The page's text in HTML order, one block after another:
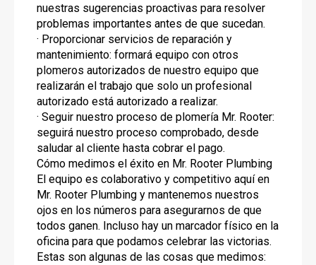
nuestras sugerencias proactivas para resolver
problemas importantes antes de que sucedan.
· Proporcionar servicios de reparación y
mantenimiento: formará equipo con otros
plomeros autorizados de nuestro equipo que
realizarán el trabajo que solo un profesional
autorizado está autorizado a realizar.
· Seguir nuestro proceso de plomería Mr. Rooter:
seguirá nuestro proceso comprobado, desde
saludar al cliente hasta cobrar el pago.
Cómo medimos el éxito en Mr. Rooter Plumbing
El equipo es colaborativo y competitivo aquí en
Mr. Rooter Plumbing y mantenemos nuestros
ojos en los números para asegurarnos de que
todos ganen. Incluso hay un marcador físico en la
oficina para que podamos celebrar las victorias.
Estas son algunas de las cosas que medimos: